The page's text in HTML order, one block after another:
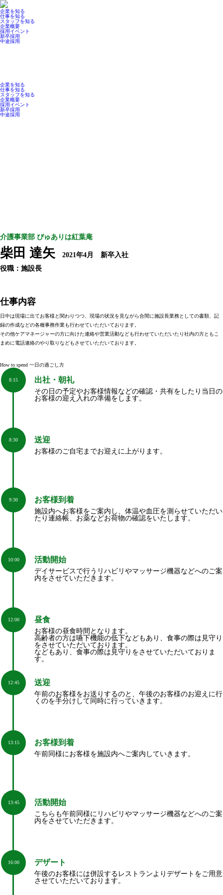
企業を知る
仕事を知る
スタッフを知る
企業概要
採用イベント
新卒採用
中途採用
企業を知る
仕事を知る
スタッフを知る
企業概要
採用イベント
新卒採用
中途採用
介護事業部 ぴゅありは紅葉庵
柴田 達矢 2021年4月
新卒入社
役職：施設長
仕事内容
日中は現場に出てお客様と関わりつつ、現場の状況を見ながら合間に施設長業務としての書類、記
録の作成などの各種事務作業も行わせていただいております。
その他ケアマネージャーの方に向けた連絡や営業活動なども行わせていただいたり社内の方ともこ
まめに電話連絡のやり取りなどもさせていただいております。
How to spend 一日の過ごし方
8:15 出社・朝礼
その日の予定やお客様情報などの確認・共有をしたり当日の
お客様の迎え入れの準備をします。
8:30 送迎
お客様のご自宅までお迎えに上がります。
9:30 お客様到着
施設内へお客様をご案内し、体温や血圧を測らせていただい
たり連絡帳、お薬などお荷物の確認をいたします。
10:00 活動開始
デイサービスで行うリハビリやマッサージ機器などへのご案
内をさせていただきます。
12:00 昼食
お客様の昼食時間となります。
高齢者の方は嚥下機能の低下などもあり、食事の際は見守り
をさせていただいております。
などもあり、食事の際は見守りをさせていただいておりま
す。
12:45 送迎
午前のお客様をお送りするのと、午後のお客様のお迎えに行
くのを手分けして同時に行っていきます。
13:15 お客様到着
午前同様にお客様を施設内へご案内していきます。
13:45 活動開始
こちらも午前同様にリハビリやマッサージ機器などへのご案
内をさせていただきます。
16:00 デザート
午後のお客様には併設するレストランよりデザートをご用意
させていただいております。